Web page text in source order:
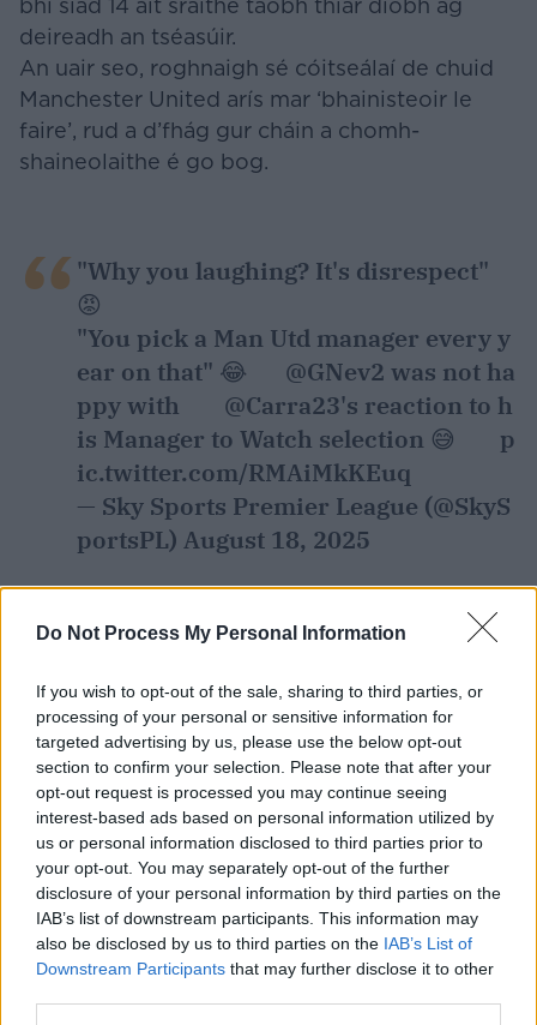
Do Not Process My Personal Information
If you wish to opt-out of the sale, sharing to third parties, or
processing of your personal or sensitive information for
targeted advertising by us, please use the below opt-out
section to confirm your selection. Please note that after your
opt-out request is processed you may continue seeing
interest-based ads based on personal information utilized by
us or personal information disclosed to third parties prior to
your opt-out. You may separately opt-out of the further
disclosure of your personal information by third parties on the
IAB’s list of downstream participants. This information may
also be disclosed by us to third parties on the IAB’s List of
Downstream Participants that may further disclose it to other
bhí siad 14 áit sraithe taobh thiar díobh ag
deireadh an tséasúir.
An uair seo, roghnaigh sé cóitseálaí de chuid
Manchester United arís mar ‘bhainisteoir le
faire’, rud a d’fhág gur cháin a chomh-
shaineolaithe é go bog.
"Why you laughing? It's disrespect"
😡
"You pick a Man Utd manager every y
ear on that" 😂
@GNev2 was not ha
ppy with
@Carra23's reaction to h
is Manager to Watch selection 😅
p
ic.twitter.com/RMAiMkKEuq
— Sky Sports Premier League (@SkyS
portsPL) August 18, 2025
Neville:Cén fáth a bhfuil tú ag gáire?
Tá sé easurramach.
Carragher:Roghnaíonn tú bainisteoir
United gach bliain.
Neville:Ní roghnaím é gach bliain.
Bhí an chúis leis an mbliain seo caite
cosúil leis seo. [Erik] ten Hag
anuraidh mar dá dtosódh sé go dona
bheadh sé faoi bhrú ollmhór.
Ar an gcaoi chéanna, is dócha nach
mbeidh aon idir eatarthu ann. Má